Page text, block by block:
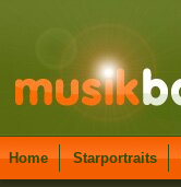
Home Starportraits